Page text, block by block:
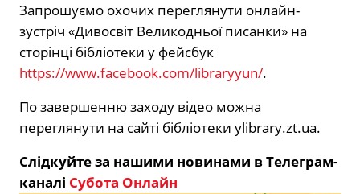
Запрошуємо охочих переглянути онлайн-
зустріч «Дивосвіт Великодньої писанки» на
сторінці бібліотеки у фейсбук
https://www.facebook.com/libraryyun/.
По завершенню заходу відео можна
переглянути на сайті бібліотеки ylibrary.zt.ua.
Слідкуйте за нашими новинами в Телеграм-
каналі Субота Онлайн